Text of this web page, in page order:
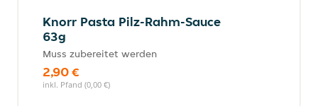
Knorr Pasta Pilz-Rahm-Sauce
63g
Muss zubereitet werden
2,90 €
inkl. Pfand (0,00 €)